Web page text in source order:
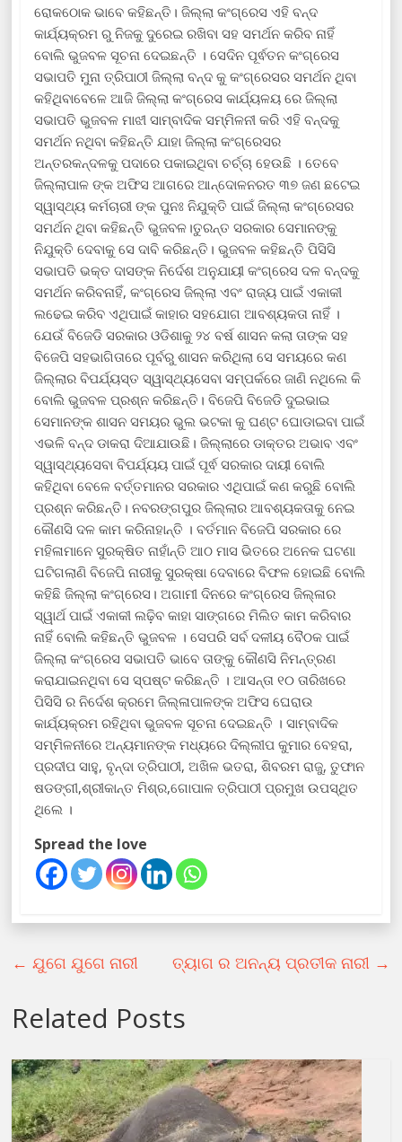
ରୋକଠୋକ ଭାବେ କହିଛନ୍ତି। ଜିଲ୍ଲା କଂଗ୍ରେସ ଏହି ବନ୍ଦ
କାର୍ଯ୍ୟକ୍ରମ ରୁ ନିଜକୁ ଦୁରେଇ ରଖିବା ସହ ସମର୍ଥନ କରିବ ନାହିଁ
ବୋଲି ଭୁଜବଳ ସୂଚନା ଦେଇଛନ୍ତି । ସେଦିନ ପୂର୍ଵତନ କଂଗ୍ରେସ
ସଭାପତି ମୁନା ତ୍ରିପାଠୀ ଜିଲ୍ଲା ବନ୍ଦ କୁ କଂଗ୍ରେସର ସମର୍ଥନ ଥିବା
କହିଥିବାବେଳେ ଆଜି ଜିଲ୍ଲା କଂଗ୍ରେସ କାର୍ଯ୍ୟଳୟ ରେ ଜିଲ୍ଲା
ସଭାପତି ଭୁଜବଳ ମାଝୀ ସାମ୍ବାଦିକ ସମ୍ମିଳନୀ କରି ଏହି ବନ୍ଦକୁ
ସମର୍ଥନ ନଥିବା କହିଛନ୍ତି ଯାହା ଜିଲ୍ଲା କଂଗ୍ରେସର
ଅନ୍ତରକନ୍ଦଳକୁ ପଦାରେ ପକାଇଥିବା ଚର୍ଚ୍ଚା ହେଉଛି । ତେବେ
ଜିଲ୍ଲାପାଳ ଙ୍କ ଅଫିସ ଆଗରେ ଆନ୍ଦୋଳନରତ ୩୭ ଜଣ ଛଟେଇ
ସ୍ୱାସ୍ଥ୍ୟ କର୍ମଚାରୀ ଙ୍କ ପୁନଃ ନିଯୁକ୍ତି ପାଇଁ ଜିଲ୍ଲା କଂଗ୍ରେସର
ସମର୍ଥନ ଥିବା କହିଛନ୍ତି ଭୁଜବଳ।ତୁରନ୍ତ ସରକାର ସେମାନଙ୍କୁ
ନିଯୁକ୍ତି ଦେବାକୁ ସେ ଦାବି କରିଛନ୍ତି। ଭୁଜବଳ କହିଛନ୍ତି ପିସିସି
ସଭାପତି ଭକ୍ତ ଦାସଙ୍କ ନିର୍ଦେଶ ଅନୁଯାୟୀ କଂଗ୍ରେସ ଦଳ ବନ୍ଦକୁ
ସମର୍ଥନ କରିବନାହିଁ, କଂଗ୍ରେସ ଜିଲ୍ଲା ଏବଂ ରାଜ୍ୟ ପାଇଁ ଏକାକୀ
ଲଢେଇ କରିବ ଏଥିପାଇଁ କାହାର ସହଯୋଗ ଆବଶ୍ୟକତା ନାହିଁ ।
ଯେଉଁ ବିଜେଡି ସରକାର ଓଡିଶାକୁ ୨୪ ବର୍ଷ ଶାସନ କଲା ତାଙ୍କ ସହ
ବିଜେପି ସହଭାଗିତାରେ ପୂର୍ବରୁ ଶାସନ କରିଥିଲା ସେ ସମୟରେ କଣ
ଜିଲ୍ଲାର ବିପର୍ଯ୍ୟସ୍ତ ସ୍ୱାସ୍ଥ୍ୟସେବା ସମ୍ପର୍କରେ ଜାଣି ନଥିଲେ କି
ବୋଲି ଭୁଜବଳ ପ୍ରଶ୍ନ କରିଛନ୍ତି। ବିଜେପି ବିଜେଡି ଦୁଇଭାଇ
ସେମାନଙ୍କ ଶାସନ ସମୟର ଭୁଲ ଭଟକା କୁ ଘଣ୍ଟ ଘୋଡାଇବା ପାଇଁ
ଏଭଳି ବନ୍ଦ ଡାକରା ଦିଆଯାଉଛି। ଜିଲ୍ଲାରେ ଡାକ୍ତର ଅଭାବ ଏବଂ
ସ୍ୱାସ୍ଥ୍ୟସେବା ବିପର୍ଯ୍ୟୟ ପାଇଁ ପୂର୍ଵ ସରକାର ଦାୟୀ ବୋଲି
କହିଥିବା ବେଳେ ବର୍ତ୍ତମାନର ସରକାର ଏଥିପାଇଁ କଣ କରୁଛି ବୋଲି
ପ୍ରଶ୍ନ କରିଛନ୍ତି। ନବରଙ୍ଗପୁର ଜିଲ୍ଲାର ଆବଶ୍ୟକତାକୁ ନେଇ
କୌଣସି ଦଳ କାମ କରିନାହାନ୍ତି । ବର୍ତମାନ ବିଜେପି ସରକାର ରେ
ମହିଳାମାନେ ସୁରକ୍ଷିତ ନାହାଁନ୍ତି ଆଠ ମାସ ଭିତରେ ଅନେକ ଘଟଣା
ଘଟିଗଲାଣି ବିଜେପି ନାରୀକୁ ସୁରକ୍ଷା ଦେବାରେ ବିଫଳ ହୋଇଛି ବୋଲି
କହିଛି ଜିଲ୍ଲା କଂଗ୍ରେସ। ଅଗାମୀ ଦିନରେ କଂଗ୍ରେସ ଜିଲ୍ଳାର
ସ୍ୱାର୍ଥ ପାଇଁ ଏକାକୀ ଲଢ଼ିବ କାହା ସାଙ୍ଗରେ ମିଲିତ କାମ କରିବାର
ନାହିଁ ବୋଲି କହିଛନ୍ତି ଭୁଜବଳ । ସେପରି ସର୍ବ ଦଳୀୟ ବୈଠକ ପାଇଁ
ଜିଲ୍ଲା କଂଗ୍ରେସ ସଭାପତି ଭାବେ ତାଙ୍କୁ କୌଣସି ନିମନ୍ତ୍ରଣ
କରାଯାଇନଥିବା ସେ ସ୍ପଷ୍ଟ କରିଛନ୍ତି । ଆସନ୍ତା ୧୦ ତାରିଖରେ
ପିସିସି ର ନିର୍ଦେଶ କ୍ରମେ ଜିଲ୍ଳାପାଳଙ୍କ ଅଫିସ ଘେରାଉ
କାର୍ଯ୍ୟକ୍ରମ ରହିଥିବା ଭୁଜବଳ ସୂଚନା ଦେଇଛନ୍ତି । ସାମ୍ବାଦିକ
ସମ୍ମିଳନୀରେ ଅନ୍ୟମାନଙ୍କ ମଧ୍ୟରେ ଦିଲ୍ଲୀପ କୁମାର ବେହରା,
ପ୍ରଦୀପ ସାହୁ, ବୃନ୍ଦା ତ୍ରିପାଠୀ, ଅଖିଳ ଭତରା, ଶିବରମ ରାଜୁ, ତୁଫାନ
ଷଡଙ୍ଗୀ,ଶ୍ରୀକାନ୍ତ ମିଶ୍ର,ଗୋପାଳ ତ୍ରିପାଠୀ ପ୍ରମୁଖ ଉପସ୍ଥିତ
ଥିଲେ ।
Spread the love
← ଯୁଗେ ଯୁଗେ ନାରୀ ତ୍ୟାଗ ର ଅନନ୍ୟ ପ୍ରତୀକ ନାରୀ →
Related Posts